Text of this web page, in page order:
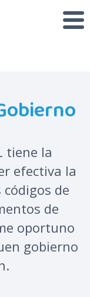
tiene la
efectiva la
de
de
oportuno
gobierno